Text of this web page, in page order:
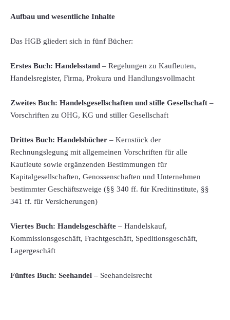
Aufbau und wesentliche Inhalte
Das HGB gliedert sich in fünf Bücher:
Erstes Buch: Handelsstand – Regelungen zu Kaufleuten,
Handelsregister, Firma, Prokura und Handlungsvollmacht
Zweites Buch: Handelsgesellschaften und stille Gesellschaft –
Vorschriften zu OHG, KG und stiller Gesellschaft
Drittes Buch: Handelsbücher – Kernstück der
Rechnungslegung mit allgemeinen Vorschriften für alle
Kaufleute sowie ergänzenden Bestimmungen für
Kapitalgesellschaften, Genossenschaften und Unternehmen
bestimmter Geschäftszweige (§§ 340 ff. für Kreditinstitute, §§
341 ff. für Versicherungen)
Viertes Buch: Handelsgeschäfte – Handelskauf,
Kommissionsgeschäft, Frachtgeschäft, Speditionsgeschäft,
Lagergeschäft
Fünftes Buch: Seehandel – Seehandelsrecht